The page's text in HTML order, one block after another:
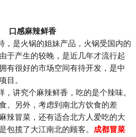
口感麻辣鲜香
，是火锅的姐妹产品，火锅受国内的
于产生的较晚，是近几年才流行起
有很好的市场空间有待开发，是中
目。
，讲究个麻辣鲜香，吃的是个辣味。
。另外，考虑到南北方饮食的差
辣冒菜，还有适合北方人爱吃的大
包揽了大江南北的顾客。 成都冒菜